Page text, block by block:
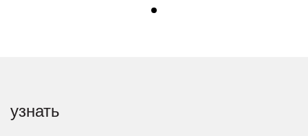
узнать